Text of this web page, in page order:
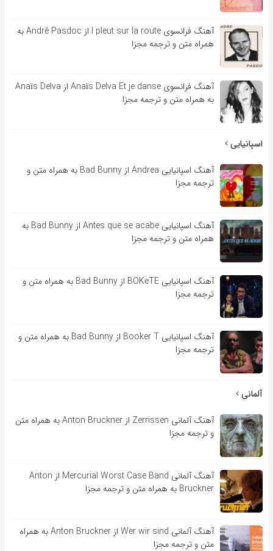
آهنگ فرانسوی l pleut sur la route از André Pasdoc به
همراه متن و ترجمه مجزا
آهنگ فرانسوی Anaïs Delva Et je danse از Anaïs Delva
به همراه متن و ترجمه مجزا
اسپانیایی
آهنگ اسپانیایی Andrea از Bad Bunny به همراه متن و
ترجمه مجزا
آهنگ اسپانیایی Antes que se acabe از Bad Bunny به
همراه متن و ترجمه مجزا
آهنگ اسپانیایی BOKeTE از Bad Bunny به همراه متن و
ترجمه مجزا
آهنگ اسپانیایی Booker T از Bad Bunny به همراه متن و
ترجمه مجزا
آلمانی
آهنگ آلمانی Zerrissen از Anton Bruckner به همراه متن
و ترجمه مجزا
آهنگ آلمانی Mercurial Worst Case Band از Anton
Bruckner به همراه متن و ترجمه مجزا
آهنگ آلمانی Wer wir sind از Anton Bruckner به همراه
متن و ترجمه مجزا